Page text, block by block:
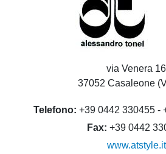
via Venera 16
37052 Casaleone
Telefono +39 0442 330455 -
Fax +39 0442
www.atstyle.it